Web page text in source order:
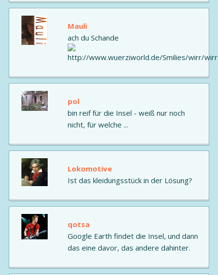
Mauli
ach du Schande
pol
bin reif für die Insel - weiß nur noch
nicht, für welche ...
Lokomotive
Ist das kleidungsstück in der Lösung?
qotsa
Google Earth findet die Insel, und dann
das eine davor, das andere dahinter.